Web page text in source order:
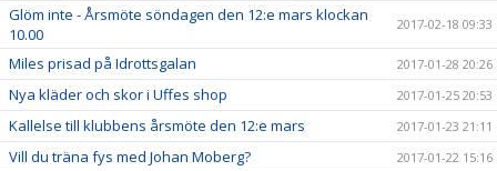
Glöm inte - Årsmöte söndagen den 12:e mars klockan
10.00
2017-02-18 09:33
Miles prisad på Idrottsgalan 2017-01-28 20:26
Nya kläder och skor i Uffes shop 2017-01-25 20:53
Kallelse till klubbens årsmöte den 12:e mars 2017-01-23 21:11
Vill du träna fys med Johan Moberg? 2017-01-22 15:16